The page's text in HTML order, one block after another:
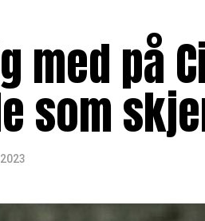
med på
som